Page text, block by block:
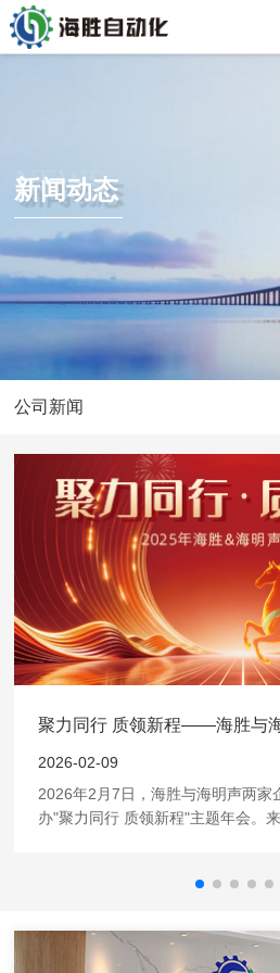
NEWS
新闻动态
公司新闻
2026-02-09
2026年2月7日，海胜与海明声两家
办"聚力同行 质领新程"主题年会。